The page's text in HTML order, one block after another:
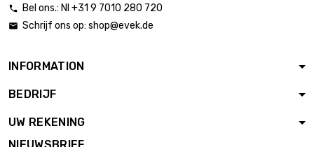
breedte : 1000mm
Mesh : 300 Mesh
(0.035mm Größe
€ 2.491,17
lengte : 0.1 Meter
Draht)
 Bel ons.: Nl +31 9 7010 280 720
 Schrijf ons op: shop@evek.de
INFORMATION
BEDRIJF
UW REKENING